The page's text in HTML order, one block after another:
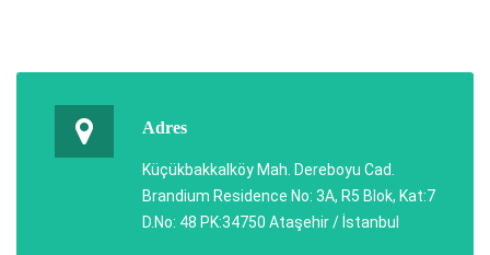
Adres
Küçükbakkalköy Mah. Dereboyu Cad.
Brandium Residence No: 3A, R5 Blok, Kat:7
D.No: 48 PK:34750 Ataşehir / İstanbul